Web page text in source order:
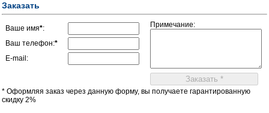
Заказать
Ваше имя*:
Ваш телефон:*
E-mail:
Примечание:
* Оформляя заказ через данную форму, вы получаете гарантированную
скидку 2%